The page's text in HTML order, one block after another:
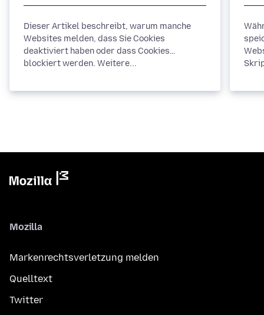
Dieser Artikel beschreibt, warum manche
Websites melden, dass Sie Cookies
deaktiviert haben oder dass Cookies
blockiert werden. Weitere...
Mozilla
Markenrechtsverletzung melden
Quelltext
Twitter